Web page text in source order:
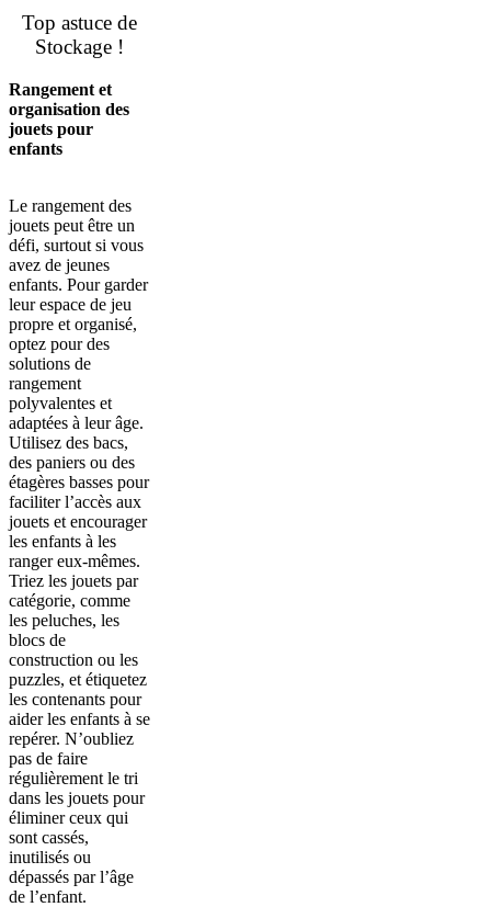
Top astuce de
Stockage !
Rangement et
organisation des
jouets pour
enfants
Le rangement des
jouets peut être un
défi, surtout si vous
avez de jeunes
enfants. Pour garder
leur espace de jeu
propre et organisé,
optez pour des
solutions de
rangement
polyvalentes et
adaptées à leur âge.
Utilisez des bacs,
des paniers ou des
étagères basses pour
faciliter l’accès aux
jouets et encourager
les enfants à les
ranger eux-mêmes.
Triez les jouets par
catégorie, comme
les peluches, les
blocs de
construction ou les
puzzles, et étiquetez
les contenants pour
aider les enfants à se
repérer. N’oubliez
pas de faire
régulièrement le tri
dans les jouets pour
éliminer ceux qui
sont cassés,
inutilisés ou
dépassés par l’âge
de l’enfant.